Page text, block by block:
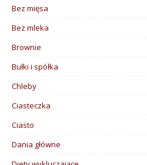
Bez mięsa
Bez mleka
Brownie
Bułki i spółka
Chleby
Ciasteczka
Ciasto
Dania główne